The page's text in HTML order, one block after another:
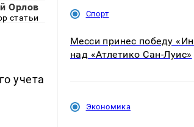
Орлов
статьи
учета
Спорт
Месси принес победу
над «Атлетико Сан-Луис»
Экономика